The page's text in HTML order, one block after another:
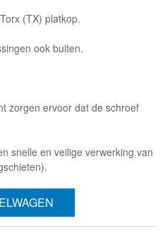
(TX) platkop.
ook buiten.
zorgen ervoor dat de schroef
snelle en veilige verwerking van